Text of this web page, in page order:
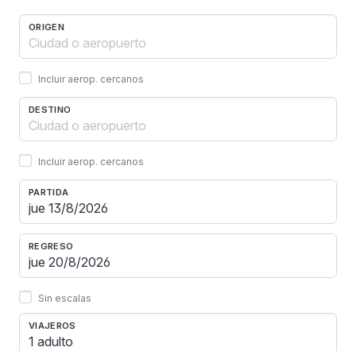
ORIGEN
Incluir aerop. cercanos
DESTINO
Incluir aerop. cercanos
PARTIDA
REGRESO
Sin escalas
VIAJEROS
1 adulto